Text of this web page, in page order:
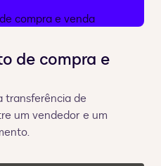
de compra e
transferência de
um vendedor e um